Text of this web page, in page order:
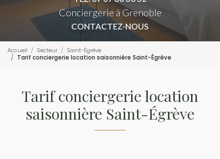
Conciergerie à Grenoble
CONTACTEZ-NOUS
Accueil Secteur
Saint-Égrève
Tarif conciergerie location saisonnière Saint-Égrève
Tarif conciergerie location
saisonnière Saint-Égrève